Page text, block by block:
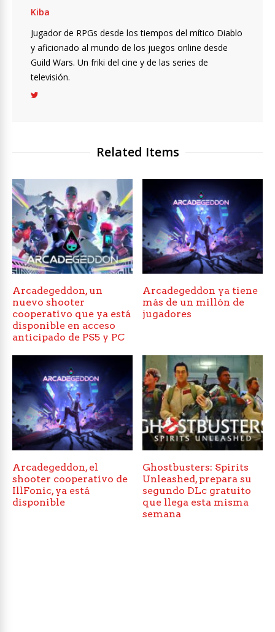
Kiba
Jugador de RPGs desde los tiempos del mítico Diablo
y aficionado al mundo de los juegos online desde
Guild Wars. Un friki del cine y de las series de
televisión.
Related Items
Arcadegeddon, un
nuevo shooter
cooperativo que ya está
disponible en acceso
anticipado de PS5 y PC
Arcadegeddon ya tiene
más de un millón de
jugadores
Arcadegeddon, el
shooter cooperativo de
IllFonic, ya está
disponible
Ghostbusters: Spirits
Unleashed, prepara su
segundo DLc gratuito
que llega esta misma
semana